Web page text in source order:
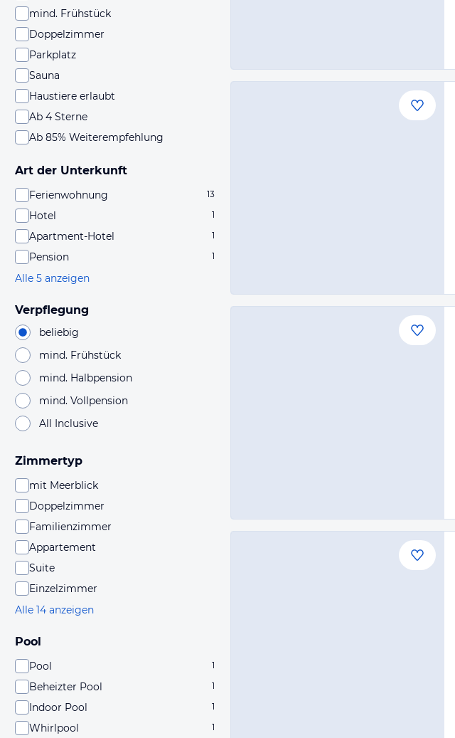
mind. Frühstück
Doppelzimmer
Parkplatz
Sauna
Haustiere erlaubt
Ab 4 Sterne
Ab 85% Weiterempfehlung
Art der Unterkunft
Ferienwohnung 13
Hotel 1
Apartment-Hotel 1
Pension 1
Alle 5 anzeigen
Verpflegung
beliebig
mind. Frühstück
mind. Halbpension
mind. Vollpension
All Inclusive
Zimmertyp
mit Meerblick
Doppelzimmer
Familienzimmer
Appartement
Suite
Einzelzimmer
Alle 14 anzeigen
Pool
Pool 1
Beheizter Pool 1
Indoor Pool 1
Whirlpool 1